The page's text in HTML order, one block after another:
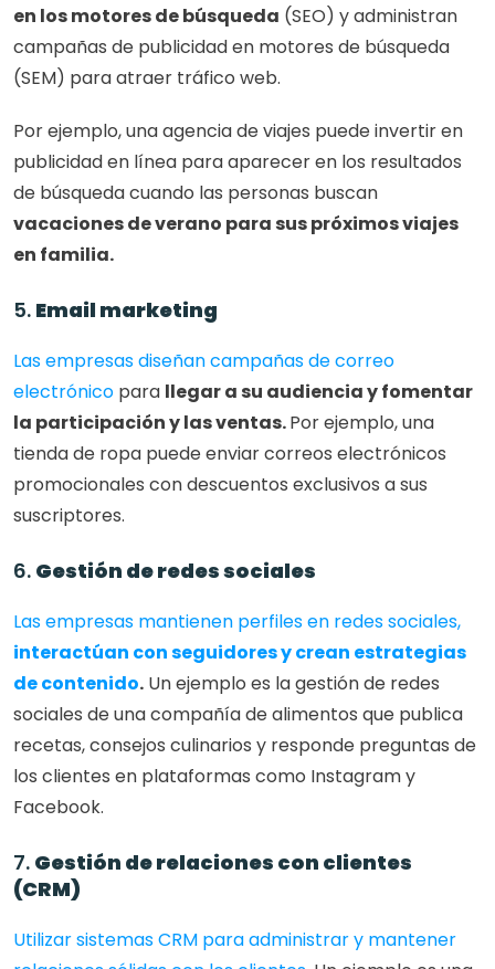
en los motores de búsqueda (SEO) y administran
campañas de publicidad en motores de búsqueda
(SEM) para atraer tráfico web.
Por ejemplo, una agencia de viajes puede invertir en
publicidad en línea para aparecer en los resultados
de búsqueda cuando las personas buscan
vacaciones de verano para sus próximos viajes
en familia.
5. Email marketing
Las empresas diseñan campañas de correo
electrónico para llegar a su audiencia y fomentar
la participación y las ventas. Por ejemplo, una
tienda de ropa puede enviar correos electrónicos
promocionales con descuentos exclusivos a sus
suscriptores.
6. Gestión de redes sociales
interactúan con seguidores y crean estrategias
de contenido. Un ejemplo es la gestión de redes
sociales de una compañía de alimentos que publica
recetas, consejos culinarios y responde preguntas de
los clientes en plataformas como Instagram y
Facebook.
7. Gestión de relaciones con clientes
(CRM)
Utilizar sistemas CRM para administrar y mantener